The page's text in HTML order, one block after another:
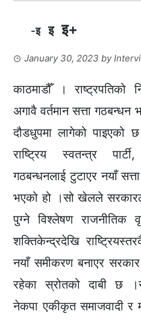
-इ इ इ+
January 30, 2023 by
काठमाडौँ । राष्ट्रपतिको
अगावै वर्तमान सत्ता गठबन्धन
दौडधुपमा लागेको पाइएको
राष्ट्रिय स्वतन्त्र
गठबन्धनलाई टुटाएर नयाँ
भएको हो ।सो खेलले
पुग्ने विश्लेषण राजनीतिक
शक्तिकेन्द्रदेखि
नयाँ समीकरण बनाएर
रहेका स्रोतको दाबी छ
नेकपा एकीकृत समाजवादी र